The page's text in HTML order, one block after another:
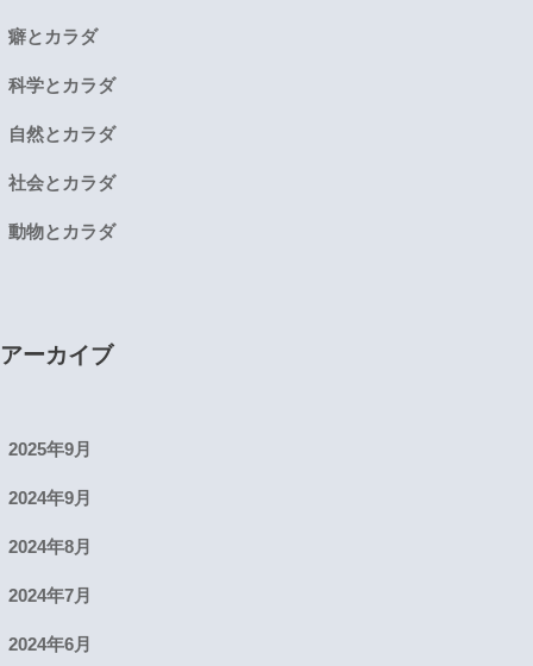
癖とカラダ
科学とカラダ
自然とカラダ
社会とカラダ
動物とカラダ
アーカイブ
2025年9月
2024年9月
2024年8月
2024年7月
2024年6月